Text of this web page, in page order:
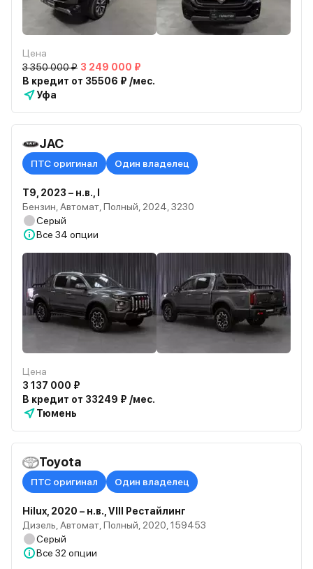
Цена
3 350 000 ₽ 3 249 000 ₽
В кредит от 35506 ₽ /мес.
Уфа
JAC
ПТС оригинал Один владелец
T9, 2023 – н.в., I
Бензин, Автомат, Полный, 2024, 3230
Серый
Все 34 опции
Цена
3 137 000 ₽
В кредит от 33249 ₽ /мес.
Тюмень
Toyota
ПТС оригинал Один владелец
Hilux, 2020 – н.в., VIII Рестайлинг
Дизель, Автомат, Полный, 2020, 159453
Серый
Все 32 опции